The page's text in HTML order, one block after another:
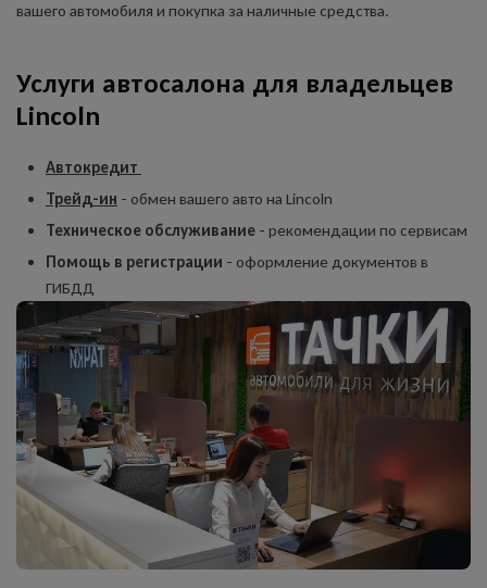
вашего автомобиля и покупка за наличные средства.
Услуги автосалона для владельцев
Lincoln
Автокредит
Трейд-ин - обмен вашего авто на Lincoln
Техническое обслуживание - рекомендации по сервисам
Помощь в регистрации - оформление документов в
ГИБДД
Оставить заявку
на продажу автомобиля